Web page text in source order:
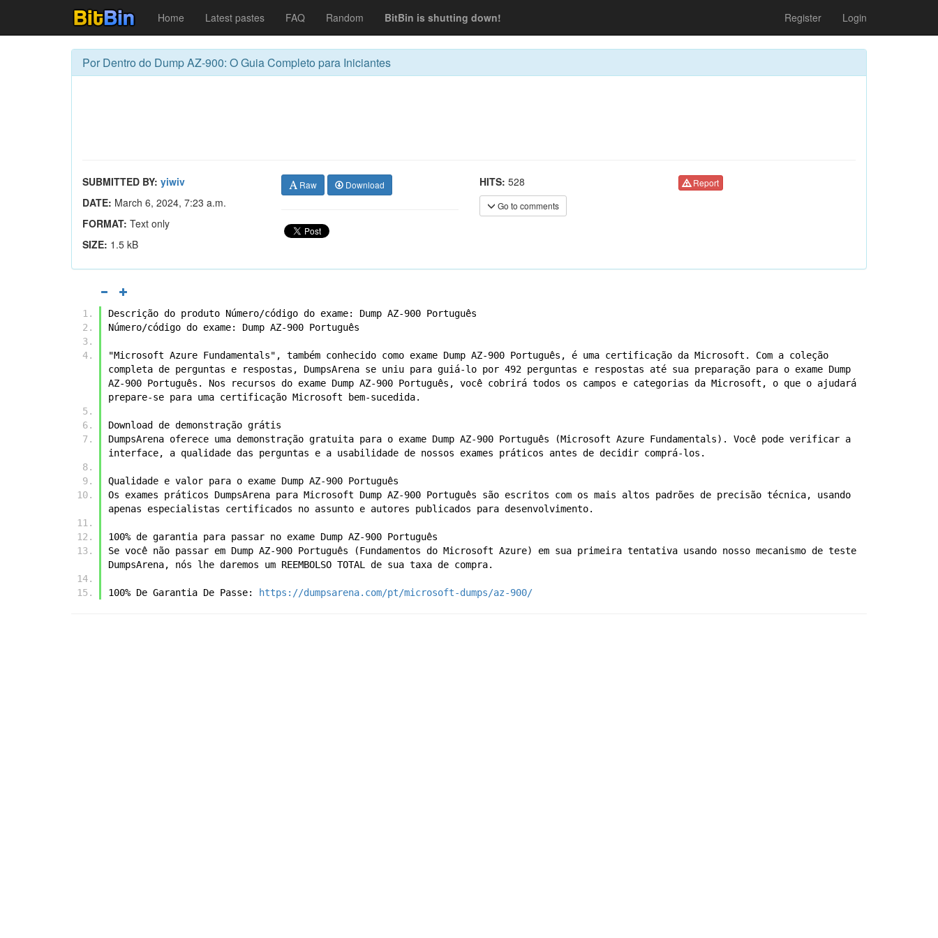
Home Latest pastes FAQ Random BitBin is shutting down! Register Login
Por Dentro do Dump AZ-900: O Guia Completo para Iniciantes
SUBMITTED BY: yiwiv
DATE: March 6, 2024, 7:23 a.m.
FORMAT: Text only
SIZE: 1.5 kB
Raw Download HITS: 528
Go to comments
Report
Descrição do produto Número/código do exame: Dump AZ-900 Português
Número/código do exame: Dump AZ-900 Português
"Microsoft Azure Fundamentals", também conhecido como exame Dump AZ-900 Português, é uma certificação da Microsoft. Com a coleção
completa de perguntas e respostas, DumpsArena se uniu para guiá-lo por 492 perguntas e respostas até sua preparação para o exame Dump
AZ-900 Português. Nos recursos do exame Dump AZ-900 Português, você cobrirá todos os campos e categorias da Microsoft, o que o ajudará
prepare-se para uma certificação Microsoft bem-sucedida.
Download de demonstração grátis
DumpsArena oferece uma demonstração gratuita para o exame Dump AZ-900 Português (Microsoft Azure Fundamentals). Você pode verificar a
interface, a qualidade das perguntas e a usabilidade de nossos exames práticos antes de decidir comprá-los.
Qualidade e valor para o exame Dump AZ-900 Português
Os exames práticos DumpsArena para Microsoft Dump AZ-900 Português são escritos com os mais altos padrões de precisão técnica, usando
apenas especialistas certificados no assunto e autores publicados para desenvolvimento.
100% de garantia para passar no exame Dump AZ-900 Português
Se você não passar em Dump AZ-900 Português (Fundamentos do Microsoft Azure) em sua primeira tentativa usando nosso mecanismo de teste
DumpsArena, nós lhe daremos um REEMBOLSO TOTAL de sua taxa de compra.
100% De Garantia De Passe: https://dumpsarena.com/pt/microsoft-dumps/az-900/